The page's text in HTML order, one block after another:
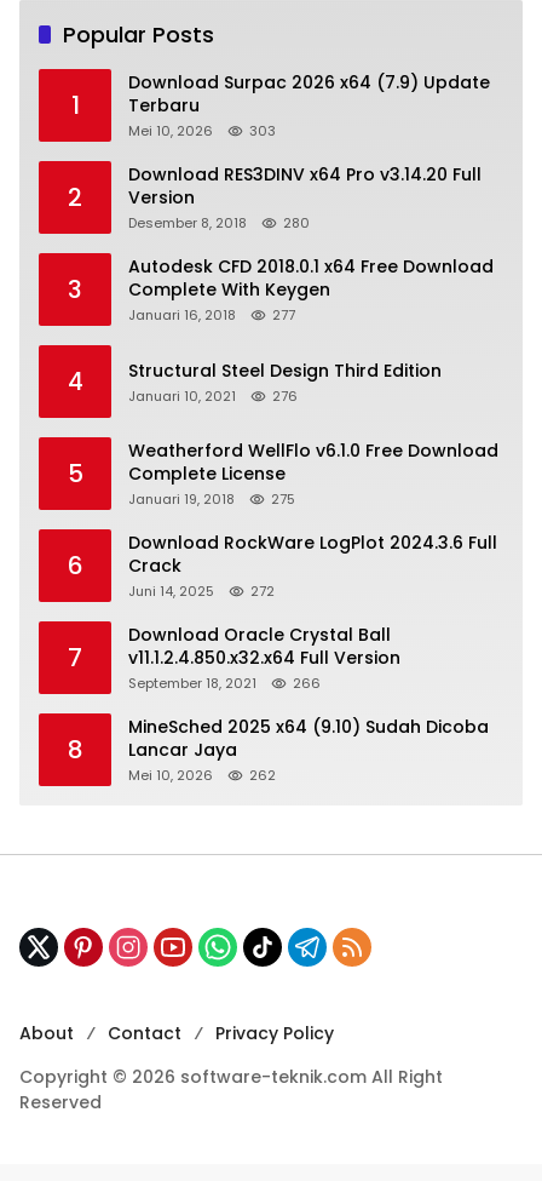
Popular Posts
1
Download Surpac 2026 x64 (7.9) Update
Terbaru
Mei 10, 2026 303
2
Download RES3DINV x64 Pro v3.14.20 Full
Version
Desember 8, 2018 280
3
Autodesk CFD 2018.0.1 x64 Free Download
Complete With Keygen
Januari 16, 2018 277
4 Structural Steel Design Third Edition
Januari 10, 2021 276
5
Weatherford WellFlo v6.1.0 Free Download
Complete License
Januari 19, 2018 275
6
Download RockWare LogPlot 2024.3.6 Full
Crack
Juni 14, 2025 272
7
Download Oracle Crystal Ball
v11.1.2.4.850.x32.x64 Full Version
September 18, 2021 266
8
MineSched 2025 x64 (9.10) Sudah Dicoba
Lancar Jaya
Mei 10, 2026 262
About Contact
Privacy Policy
Copyright © 2026 software-teknik.com All Right
Reserved